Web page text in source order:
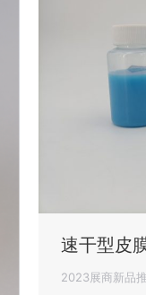
速干型皮
2023展商新品